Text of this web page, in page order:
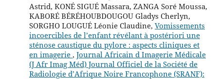
Astrid, KONÉ SIGUÉ Massara, ZANGA Soré Moussa,
KABORÉ BÉRÉHOUBDOUGOU Gladys Cherlyn,
SORGHO LOUGUÉ Léonie Claudine, Vomissements
incoercibles de l’enfant révélant à postériori une
sténose caustique du pylore : aspects cliniques et
en imagerie , Journal Africain d Imagerie Médicale
(J Afr Imag Méd) Journal Officiel de la Société de
Radiologie d’Afrique Noire Francophone (SRANF):